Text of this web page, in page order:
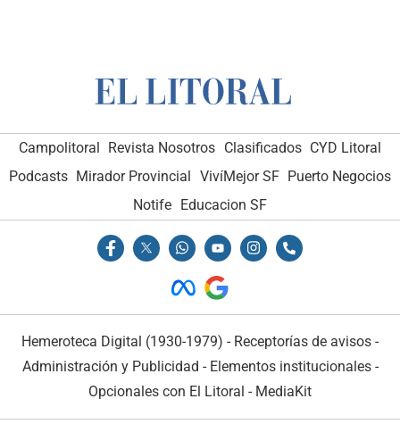
Campolitoral Revista Nosotros Clasificados CYD Litoral
Podcasts Mirador Provincial VivíMejor SF Puerto Negocios
Notife Educacion SF
Hemeroteca Digital (1930-1979) - Receptorías de avisos -
Administración y Publicidad - Elementos institucionales-
Opcionales con El Litoral - MediaKit